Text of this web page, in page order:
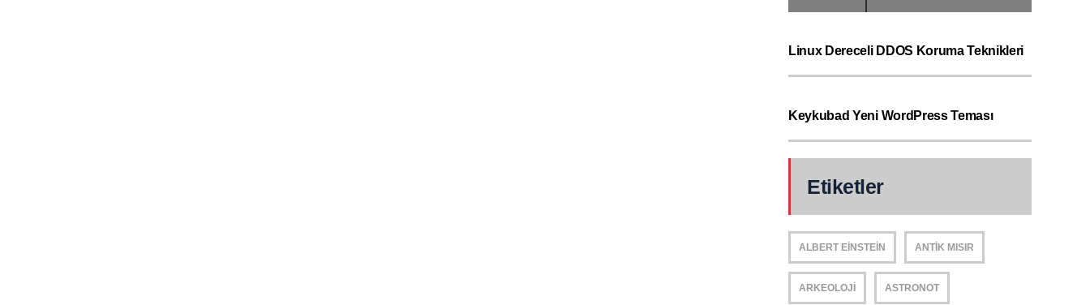
Linux Dereceli DDOS Koruma Teknikleri
Keykubad Yeni WordPress Teması
Etiketler
ALBERT EINSTEIN ANTIK MISIR
ARKEOLOJI ASTRONOT